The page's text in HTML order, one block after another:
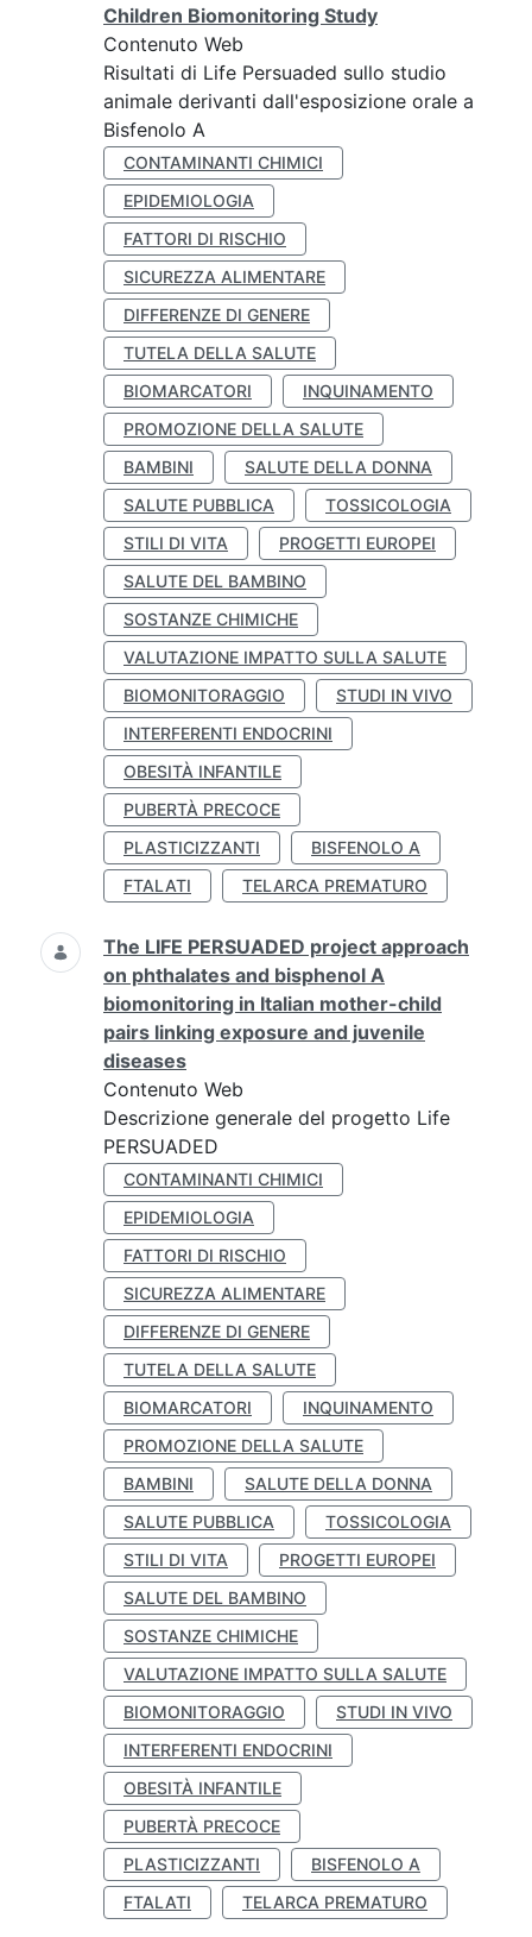
Children Biomonitoring Study
Contenuto Web
Risultati di Life Persuaded sullo studio
animale derivanti dall'esposizione orale a
Bisfenolo A
CONTAMINANTI CHIMICI
EPIDEMIOLOGIA
FATTORI DI RISCHIO
SICUREZZA ALIMENTARE
DIFFERENZE DI GENERE
TUTELA DELLA SALUTE
BIOMARCATORI
INQUINAMENTO
PROMOZIONE DELLA SALUTE
BAMBINI
SALUTE DELLA DONNA
SALUTE PUBBLICA
TOSSICOLOGIA
STILI DI VITA
PROGETTI EUROPEI
SALUTE DEL BAMBINO
SOSTANZE CHIMICHE
VALUTAZIONE IMPATTO SULLA SALUTE
BIOMONITORAGGIO
STUDI IN VIVO
INTERFERENTI ENDOCRINI
OBESITÀ INFANTILE
PUBERTÀ PRECOCE
PLASTICIZZANTI
BISFENOLO A
FTALATI
TELARCA PREMATURO
The LIFE PERSUADED project approach
on phthalates and bisphenol A
biomonitoring in Italian mother-child
pairs linking exposure and juvenile
diseases
Contenuto Web
Descrizione generale del progetto Life
PERSUADED
CONTAMINANTI CHIMICI
EPIDEMIOLOGIA
FATTORI DI RISCHIO
SICUREZZA ALIMENTARE
DIFFERENZE DI GENERE
TUTELA DELLA SALUTE
BIOMARCATORI
INQUINAMENTO
PROMOZIONE DELLA SALUTE
BAMBINI
SALUTE DELLA DONNA
SALUTE PUBBLICA
TOSSICOLOGIA
STILI DI VITA
PROGETTI EUROPEI
SALUTE DEL BAMBINO
SOSTANZE CHIMICHE
VALUTAZIONE IMPATTO SULLA SALUTE
BIOMONITORAGGIO
STUDI IN VIVO
INTERFERENTI ENDOCRINI
OBESITÀ INFANTILE
PUBERTÀ PRECOCE
PLASTICIZZANTI
BISFENOLO A
FTALATI
TELARCA PREMATURO